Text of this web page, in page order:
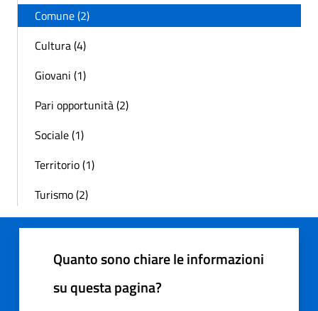
Comune (2)
Cultura (4)
Giovani (1)
Pari opportunità (2)
Sociale (1)
Territorio (1)
Turismo (2)
Quanto sono chiare le informazioni
su questa pagina?